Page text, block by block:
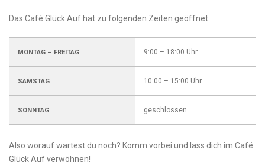
Das Café Glück Auf hat zu folgenden Zeiten geöffnet:
MONTAG – FREITAG 9:00 – 18:00 Uhr
SAMSTAG 10:00 – 15:00 Uhr
SONNTAG geschlossen
Also worauf wartest du noch? Komm vorbei und lass dich im Café
Glück Auf verwöhnen!